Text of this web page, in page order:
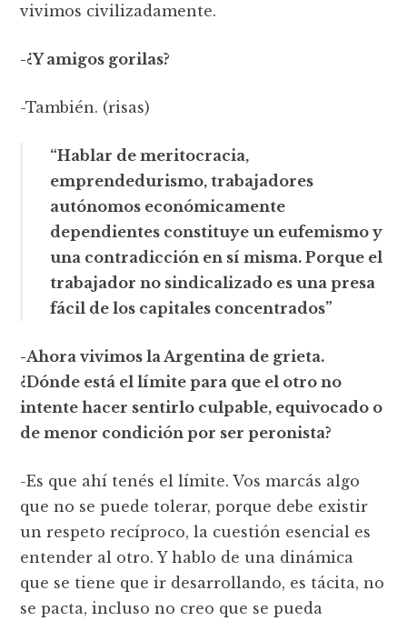
vivimos civilizadamente.
-¿Y amigos gorilas?
-También. (risas)
“Hablar de meritocracia,
emprendedurismo, trabajadores
autónomos económicamente
dependientes constituye un eufemismo y
una contradicción en sí misma. Porque el
trabajador no sindicalizado es una presa
fácil de los capitales concentrados”
-Ahora vivimos la Argentina de grieta.
¿Dónde está el límite para que el otro no
intente hacer sentirlo culpable, equivocado o
de menor condición por ser peronista?
-Es que ahí tenés el límite. Vos marcás algo
que no se puede tolerar, porque debe existir
un respeto recíproco, la cuestión esencial es
entender al otro. Y hablo de una dinámica
que se tiene que ir desarrollando, es tácita, no
se pacta, incluso no creo que se pueda